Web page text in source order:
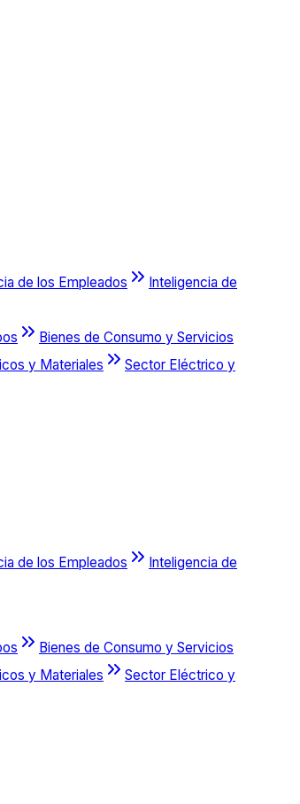
de los Empleados
Inteligencia de
Bienes de Consumo y Servicios
y Materiales
Sector Eléctrico y
de los Empleados
Inteligencia de
Bienes de Consumo y Servicios
y Materiales
Sector Eléctrico y